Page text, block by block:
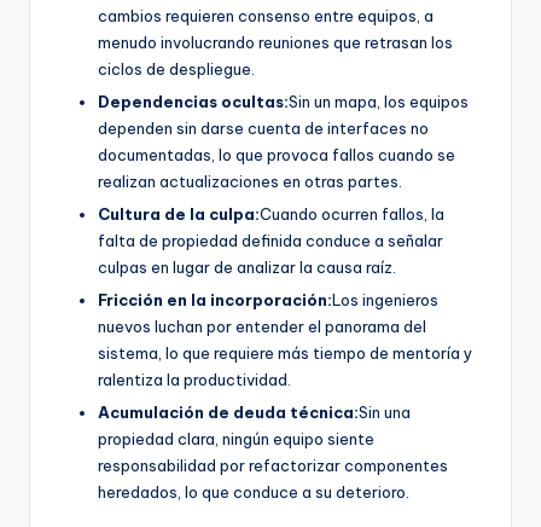
cambios requieren consenso entre equipos, a
menudo involucrando reuniones que retrasan los
ciclos de despliegue.
Dependencias ocultas:Sin un mapa, los equipos
dependen sin darse cuenta de interfaces no
documentadas, lo que provoca fallos cuando se
realizan actualizaciones en otras partes.
Cultura de la culpa:Cuando ocurren fallos, la
falta de propiedad definida conduce a señalar
culpas en lugar de analizar la causa raíz.
Fricción en la incorporación:Los ingenieros
nuevos luchan por entender el panorama del
sistema, lo que requiere más tiempo de mentoría y
ralentiza la productividad.
Acumulación de deuda técnica:Sin una
propiedad clara, ningún equipo siente
responsabilidad por refactorizar componentes
heredados, lo que conduce a su deterioro.